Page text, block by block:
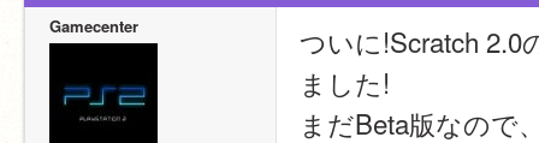
Gamecenter
ついに!Scratch
ました!
まだBeta版なので